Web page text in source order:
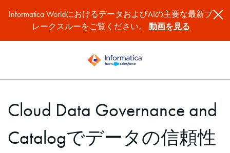
Informatica WorldにおけるデータおよびAIの主要な最新ブ
レークスルーをご覧ください。 動画を見る
Cloud Data Governance and
Catalogでデータの信頼性